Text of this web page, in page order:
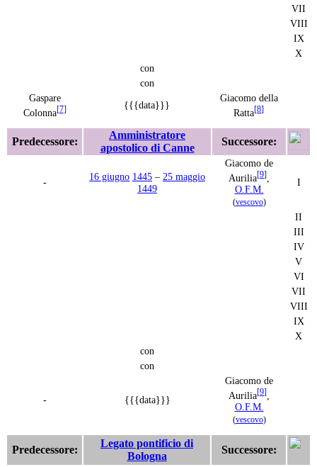
VII
VIII
IX
X
con
con
Gaspare
Colonna[7] {{{data}}}
Giacomo della
Ratta[8]
Predecessore:
Amministratore
apostolico di Canne
Successore:
- 16 giugno 1445 – 25 maggio
1449
Giacomo de
Aurilia[9]
O.F.M.
(vescovo)
I
II
III
IV
V
VI
VII
VIII
IX
X
con
con
- {{{data}}}
Giacomo de
Aurilia[9]
O.F.M.
(vescovo)
Predecessore:
Legato pontificio di
Bologna
Successore: